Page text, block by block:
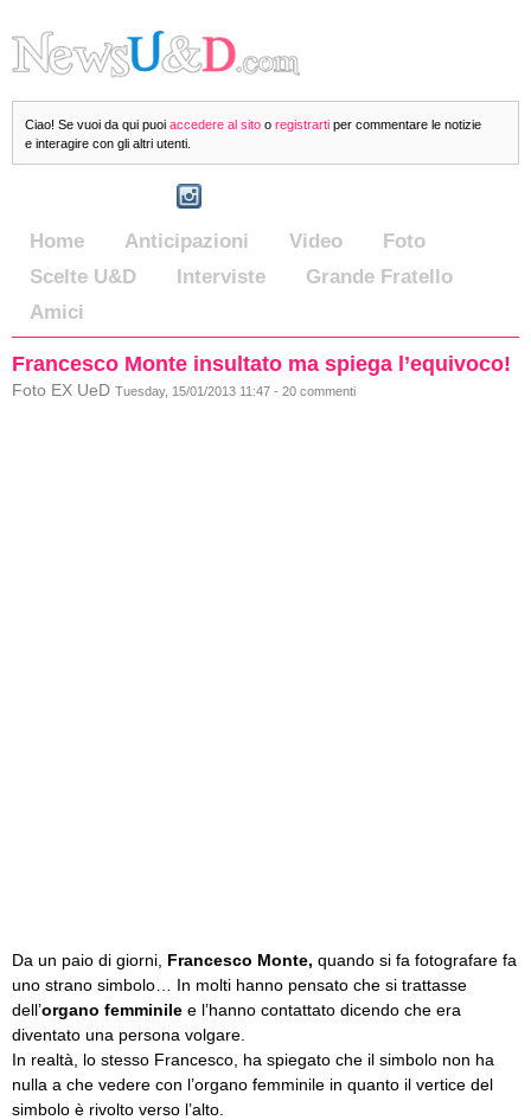
Ciao! Se vuoi da qui puoi accedere al sito o registrarti per commentare le notizie
e interagire con gli altri utenti.
Home Anticipazioni Video
Foto
Scelte U&D
Interviste
Grande Fratello
Amici
Francesco Monte insultato ma spiega l’equivoco!
Foto EX UeD Tuesday, 15/01/2013 11:47 - 20 commenti
Da un paio di giorni, Francesco Monte, quando si fa fotografare fa
uno strano simbolo… In molti hanno pensato che si trattasse
dell’organo femminile e l’hanno contattato dicendo che era
diventato una persona volgare.
In realtà, lo stesso Francesco, ha spiegato che il simbolo non ha
nulla a che vedere con l’organo femminile in quanto il vertice del
simbolo è rivolto verso l’alto.